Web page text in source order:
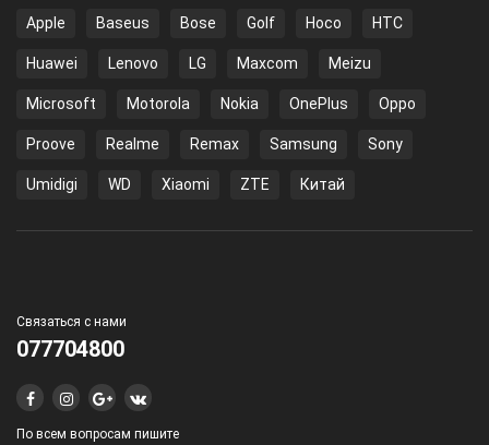
Apple Baseus Bose Golf Hoco HTC
Huawei Lenovo LG Maxcom Meizu
Microsoft Motorola Nokia OnePlus Oppo
Proove Realme Remax Samsung Sony
Umidigi WD Xiaomi ZTE Китай
Связаться с нами
077704800
По всем вопросам пишите